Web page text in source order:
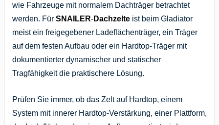
wie Fahrzeuge mit normalem Dachträger betrachtet
werden. Für SNAILER-Dachzelte ist beim Gladiator
meist ein freigegebener Ladeflächenträger, ein Träger
auf dem festen Aufbau oder ein Hardtop-Träger mit
dokumentierter dynamischer und statischer
Tragfähigkeit die praktischere Lösung.
Prüfen Sie immer, ob das Zelt auf Hardtop, einem
System mit innerer Hardtop-Verstärkung, einer Plattform,